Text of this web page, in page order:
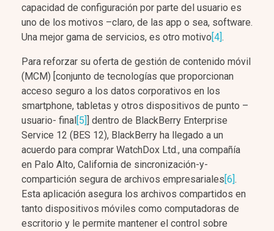
capacidad de configuración por parte del usuario es
uno de los motivos –claro, de las app o sea, software.
Una mejor gama de servicios, es otro motivo[4].
Para reforzar su oferta de gestión de contenido móvil
(MCM) [conjunto de tecnologías que proporcionan
acceso seguro a los datos corporativos en los
smartphone, tabletas y otros dispositivos de punto –
usuario- final[5]] dentro de BlackBerry Enterprise
Service 12 (BES 12), BlackBerry ha llegado a un
acuerdo para comprar WatchDox Ltd., una compañía
en Palo Alto, California de sincronización-y-
compartición segura de archivos empresariales[6].
Esta aplicación asegura los archivos compartidos en
tanto dispositivos móviles como computadoras de
escritorio y le permite mantener el control sobre